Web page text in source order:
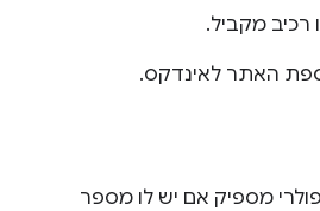
רכיב מקביל.
האתר לאינדקס.
מספיק אם יש לו מספר